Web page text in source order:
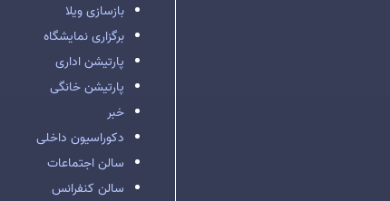
بازسازی ویلا
برگزاری نمایشگاه
پارتیشن اداری
پارتیشن خانگی
خبر
دکوراسیون داخلی
سالن اجتماعات
سالن کنفرانس